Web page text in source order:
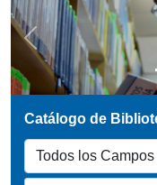
Previous